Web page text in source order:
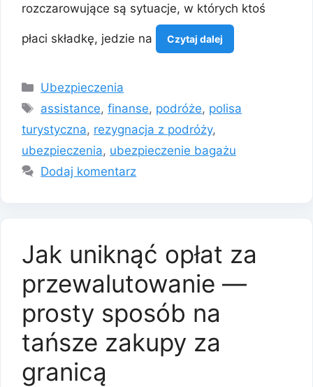
rozczarowujące są sytuacje, w których ktoś
płaci składkę, jedzie na Czytaj dalej
Kategorie
Ubezpieczenia
Tagi
assistance,finanse, podróże, polisa
turystyczna, rezygnacja z podróży,
ubezpieczenia, ubezpieczenie bagażu
Dodaj komentarz
Jak uniknąć opłat za
przewalutowanie —
prosty sposób na
tańsze zakupy za
granicą